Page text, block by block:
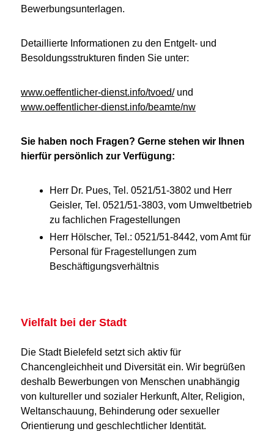
Bewerbungsunterlagen.
Detaillierte Informationen zu den Entgelt- und
Besoldungsstrukturen finden Sie unter:
www.oeffentlicher-dienst.info/tvoed/und
www.oeffentlicher-dienst.info/beamte/nw
Sie haben noch Fragen? Gerne stehen wir Ihnen
hierfür persönlich zur Verfügung:
Herr Dr. Pues, Tel. 0521/51-3802 und Herr
Geisler, Tel. 0521/51-3803, vom Umweltbetrieb
zu fachlichen Fragestellungen
Herr Hölscher, Tel.: 0521/51-8442, vom Amt für
Personal für Fragestellungen zum
Beschäftigungsverhältnis
Vielfalt bei der Stadt
Die Stadt Bielefeld setzt sich aktiv für
Chancengleichheit und Diversität ein. Wir begrüßen
deshalb Bewerbungen von Menschen unabhängig
von kultureller und sozialer Herkunft, Alter, Religion,
Weltanschauung, Behinderung oder sexueller
Orientierung und geschlechtlicher Identität.